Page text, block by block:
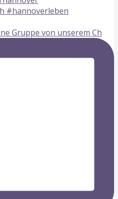
Gruppe von unserem Ch